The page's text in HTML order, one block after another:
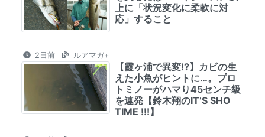
上に「状況変化に柔軟に対
応」すること
2日前 ルアマガ+
【霞ヶ浦で異変!?】カビの生
えた小魚がヒントに…。プロ
トミノーがハマり45センチ級
を連発【鈴木翔のIT’S SHO
TIME !!!】